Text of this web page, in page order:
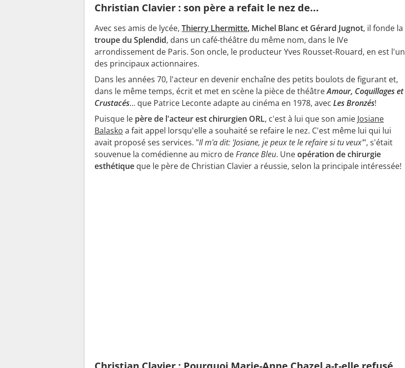
Christian Clavier : son père a refait le nez de...
Avec ses amis de lycée, Thierry Lhermitte, Michel Blanc et Gérard Jugnot, il fonde la
troupe du Splendid, dans un café-théâtre du même nom, dans le IVe
arrondissement de Paris. Son oncle, le producteur Yves Rousset-Rouard, en est l'un
des principaux actionnaires.
Dans les années 70, l'acteur en devenir enchaîne des petits boulots de figurant et,
dans le même temps, écrit et met en scène la pièce de théâtreAmour, Coquillages et
Crustacés… que Patrice Leconte adapte au cinéma en 1978, avec Les Bronzés!
Puisque le père de l'acteur est chirurgien ORL, c'est à lui que son amie Josiane
Balasko a fait appel lorsqu'elle a souhaité se refaire le nez. C'est même lui qui lui
avait proposé ses services. "Il m'a dit: 'Josiane, je peux te le refaire si tu veux'", s'était
souvenue la comédienne au micro deFrance Bleu. Uneopération de chirurgie
esthétique que le père de Christian Clavier a réussie, selon la principale intéressée!